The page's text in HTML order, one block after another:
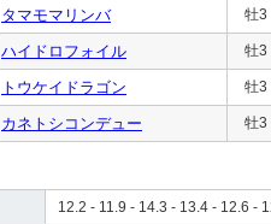
タマモマリンバ 牡3
ハイドロフォイル 牡3
トウケイドラゴン 牡3
カネトシコンデュー 牡3
12.2 - 11.9 - 14.3 - 13.4 - 12.6 -